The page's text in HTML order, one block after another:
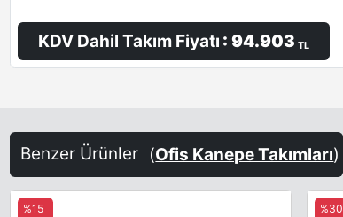
KDV Dahil Takım Fiyatı : 94.903 TL
Benzer Ürünler (Ofis Kanepe Takımları)
%15 %30